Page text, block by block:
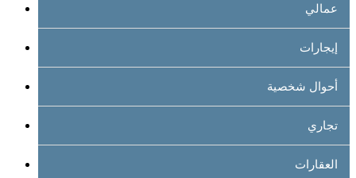
عمالي
إيجارات
أحوال شخصية
تجاري
العقارات